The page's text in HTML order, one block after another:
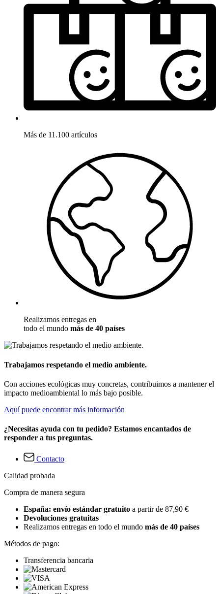
Más de 11.100 artículos
Realizamos entregas en
todo el mundo más de 40 países
Trabajamos respetando el medio ambiente.
Con acciones ecológicas muy concretas, contribuimos a mantener el
impacto medioambiental lo más bajo posible.
Aquí puede encontrar más información
¿Necesitas ayuda con tu pedido? Estamos encantados de
responder a tus preguntas.
Contacto
Calidad probada
Compra de manera segura
España: envío estándar gratuito a partir de 87,90 €
Devoluciones gratuitas
Realizamos entregas en todo el mundo más de 40 países
Métodos de pago:
Transferencia bancaria